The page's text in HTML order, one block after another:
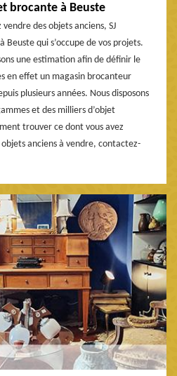
brocante à Beuste
des objets anciens, SJ
qui s’occupe de vos projets.
une estimation afin de définir le
en effet un magasin brocanteur
plusieurs années. Nous disposons
et des milliers d’objet
trouver ce dont vous avez
anciens à vendre, contactez-